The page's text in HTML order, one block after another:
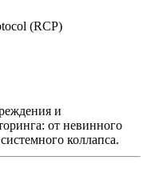
(RCP)
и
от невинного
коллапса.